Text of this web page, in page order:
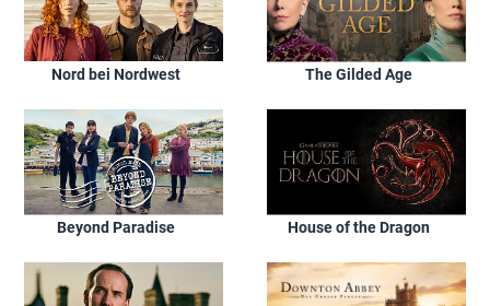
Nord bei Nordwest The Gilded Age
Beyond Paradise House of the Dragon